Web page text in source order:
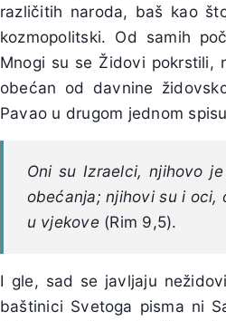
različitih naroda, baš kao
kozmopolitski. Od samih
Mnogi su se Židovi pokrstili,
obećan od davnine
Pavao u drugom jednom
Oni su Izraelci, njihovo
obećanja; njihovi su i oci,
u vjekove(Rim 9,5).
I gle, sad se javljaju
baštinici Svetoga pisma ni